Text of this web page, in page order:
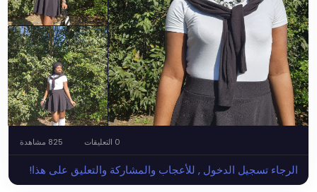
الرجاء تسجيل الدخول , للأعجاب والمشاركة والتعليق على هذا!